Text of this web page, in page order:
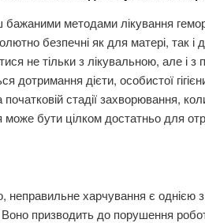
методами лікування
безпечні як для матері, так і
не тільки з лікувальною, але і
дотримання дієти, особистої
стадії захворювання,
може бути цілком достатньо для
неправильне харчування є однією
призводить до порушення